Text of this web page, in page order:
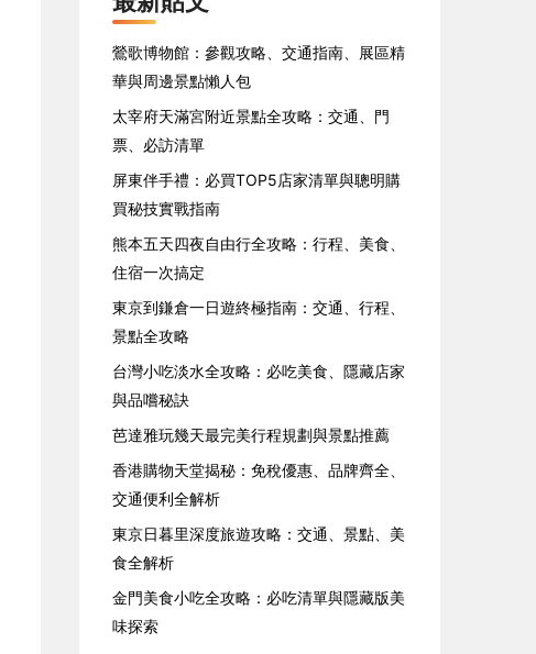
鶯歌博物館：參觀攻略、交通指南、展區精
華與周邊景點懶人包
太宰府天滿宮附近景點全攻略：交通、門
票、必訪清單
屏東伴手禮：必買TOP5店家清單與聰明購
買秘技實戰指南
熊本五天四夜自由行全攻略：行程、美食、
住宿一次搞定
東京到鎌倉一日遊終極指南：交通、行程、
景點全攻略
台灣小吃淡水全攻略：必吃美食、隱藏店家
與品嚐秘訣
芭達雅玩幾天最完美行程規劃與景點推薦
香港購物天堂揭秘：免稅優惠、品牌齊全、
交通便利全解析
東京日暮里深度旅遊攻略：交通、景點、美
食全解析
金門美食小吃全攻略：必吃清單與隱藏版美
味探索